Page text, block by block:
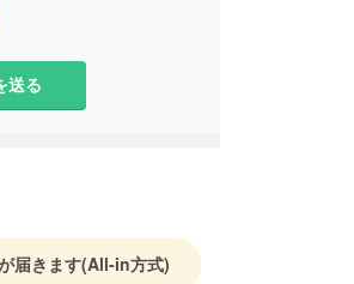
送る
届きます(All-in方式)